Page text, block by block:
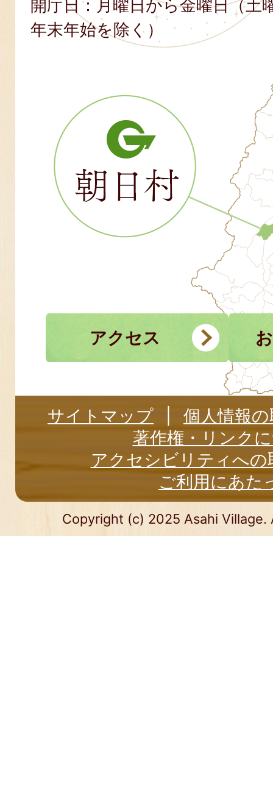
開庁日：月曜日から金曜日（土
年末年始を除く）
アクセス
サイトマップ
個人情報
著作権・リンク
アクセシビリティへの
ご利用にあた
Copyright (c) 2025 Asahi Village.